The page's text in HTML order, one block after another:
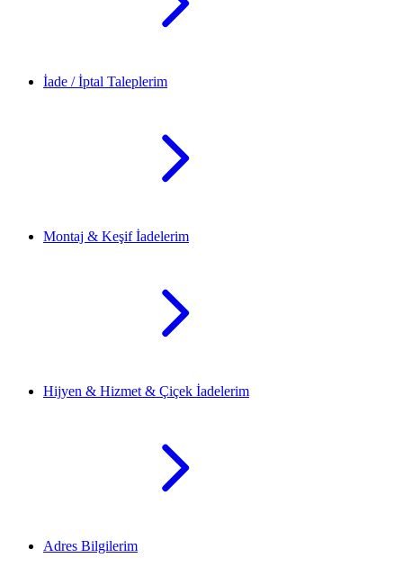
İade / İptal Taleplerim
Montaj & Keşif İadelerim
Hijyen & Hizmet & Çiçek İadelerim
Adres Bilgilerim